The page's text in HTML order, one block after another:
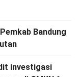
Bandung
investigasi